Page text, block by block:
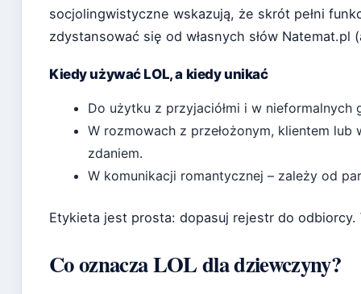
socjolingwistyczne wskazują, że skrót pełni
zdystansować się od własnych słów Natemat.pl
Kiedy używać LOL, a kiedy unikać
Do użytku z przyjaciółmi i w nieformalnych
W rozmowach z przełożonym, klientem lub
zdaniem.
W komunikacji romantycznej – zależy od
Etykieta jest prosta: dopasuj rejestr do
Co oznacza LOL dla dziewczyny?